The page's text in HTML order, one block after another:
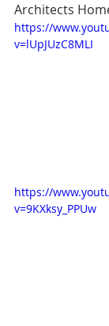
Architects
https://
v=lUpJUzC8MLI
https://
v=9KXksy_PPUw